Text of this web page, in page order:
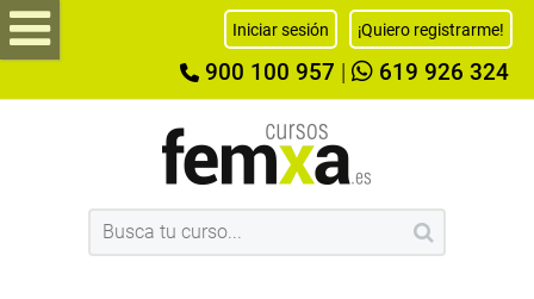
Iniciar sesión ¡Quiero registrarme!
900 100 957 619 926 324